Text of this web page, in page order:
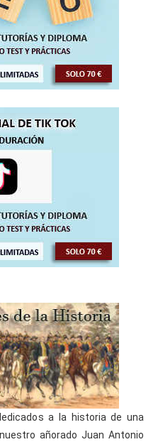
a la historia de una
añorado Juan Antonio